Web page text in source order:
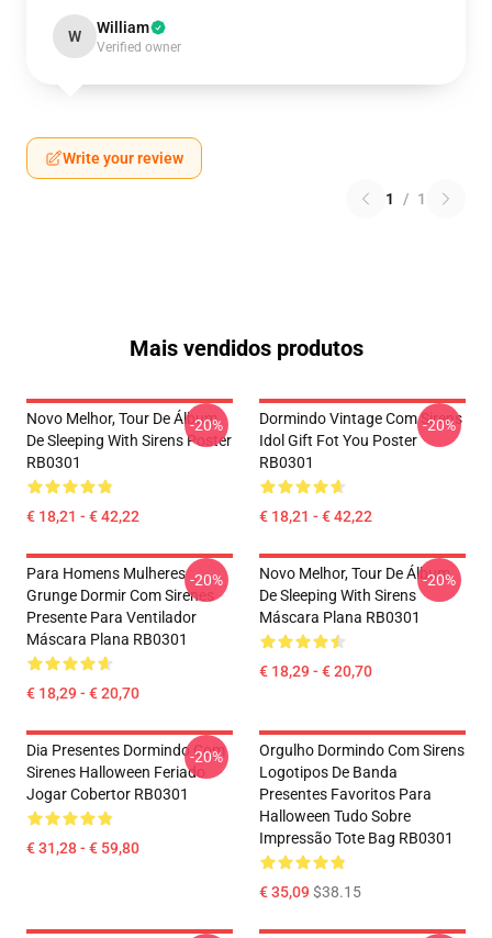
W William
Verified owner
Write your review
1 / 1
Mais vendidos produtos
Novo Melhor, Tour De Álbum
De Sleeping With Sirens Poster
RB0301
€ 18,21 - € 42,22
-20%
Dormindo Vintage Com Sirens
Idol Gift Fot You Poster
RB0301
€ 18,21 - € 42,22
-20%
Para Homens Mulheres
Grunge Dormir Com Sirenes
Presente Para Ventilador
Máscara Plana RB0301
€ 18,29 - € 20,70
-20%
Novo Melhor, Tour De Álbum
De Sleeping With Sirens
Máscara Plana RB0301
€ 18,29 - € 20,70
-20%
Dia Presentes Dormindo Com
Sirenes Halloween Feriado
Jogar Cobertor RB0301
€ 31,28 - € 59,80
-20%
Orgulho Dormindo Com Sirens
Logotipos De Banda
Presentes Favoritos Para
Halloween Tudo Sobre
Impressão Tote Bag RB0301
€ 35,09$38.15